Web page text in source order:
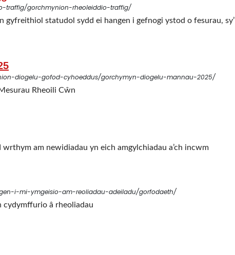
traffig/gorchmynion-rheoleiddio-traffig/
gyfreithiol statudol sydd ei hangen i gefnogi ystod o fesurau,
diogelu-gofod-cyhoeddus/gorchymyn-diogelu-mannau-2025/
Rheoili Cŵn
am newidiadau yn eich amgylchiadau a’ch incwm
i-mi-ymgeisio-am-reoliadau-adeiladu/gorfodaeth/
cydymffurio â rheoliadau